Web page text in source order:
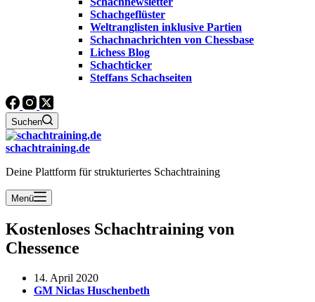
Schachgeflüster
Weltranglisten inklusive Partien
Schachnachrichten von Chessbase
Lichess Blog
Schachticker
Steffans Schachseiten
Suchen
schachtraining.de
Deine Plattform für strukturiertes Schachtraining
Menü
Kostenloses Schachtraining von
Chessence
14. April 2020
GM Niclas Huschenbeth